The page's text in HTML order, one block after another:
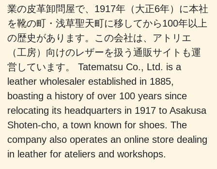
業の皮革卸問屋で、1917年（大正6年）に本社
を靴の町・浅草聖天町に移してから100年以上
の歴史があります。この会社は、アトリエ
（工房）向けのレザーを扱う通販サイトも運
営しています。 Tatematsu Co., Ltd. is a
leather wholesaler established in 1885,
boasting a history of over 100 years since
relocating its headquarters in 1917 to Asakusa
Shoten-cho, a town known for shoes. The
company also operates an online store dealing
in leather for ateliers and workshops.